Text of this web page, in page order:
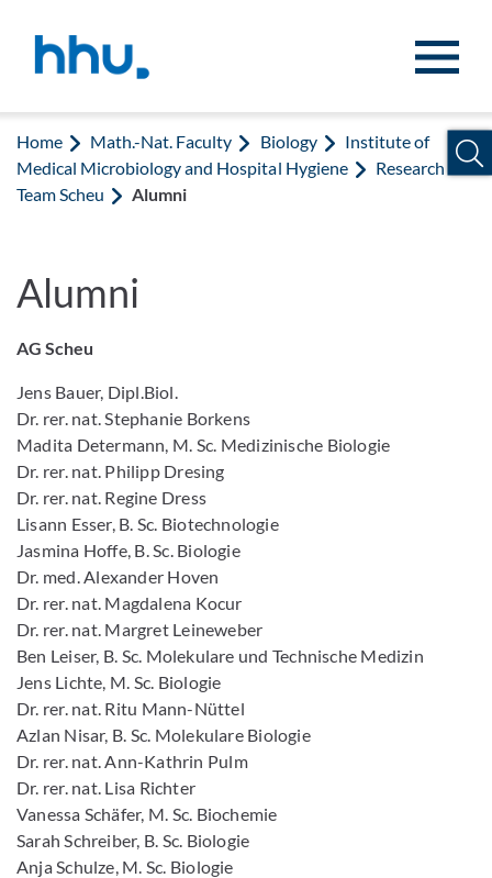
Home Math.-Nat. Faculty Biology
Institute of
Medical Microbiology and Hospital Hygiene
Research
Team Scheu
Alumni
Alumni
AG Scheu
Jens Bauer, Dipl.Biol.
Dr. rer. nat. Stephanie Borkens
Madita Determann, M. Sc. Medizinische Biologie
Dr. rer. nat. Philipp Dresing
Dr. rer. nat. Regine Dress
Lisann Esser, B. Sc. Biotechnologie
Jasmina Hoffe, B. Sc. Biologie
Dr. med. Alexander Hoven
Dr. rer. nat. Magdalena Kocur
Dr. rer. nat. Margret Leineweber
Ben Leiser, B. Sc. Molekulare und Technische Medizin
Jens Lichte, M. Sc. Biologie
Dr. rer. nat. Ritu Mann-Nüttel
Azlan Nisar, B. Sc. Molekulare Biologie
Dr. rer. nat. Ann-Kathrin Pulm
Dr. rer. nat. Lisa Richter
Vanessa Schäfer, M. Sc. Biochemie
Sarah Schreiber, B. Sc. Biologie
Anja Schulze, M. Sc. Biologie